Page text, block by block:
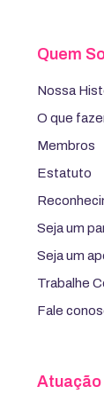
Quem
Nossa
O que
Membros
Estatuto
Seja um
Seja um
Trabalhe
Fale
Atuação